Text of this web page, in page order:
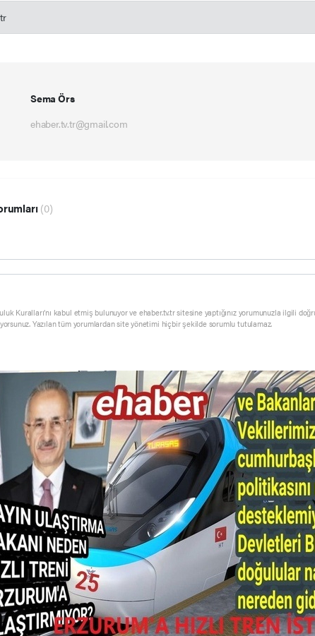
Sema Örs
ehaber.tv.tr@gmail.com
(0)
Kuralları’nı kabul etmiş bulunuyor ve ehaber.tv.tr sitesine yaptığınız yorumunuzla ilgili
Yazılan tüm yorumlardan site yönetimi hiçbir şekilde sorumlu tutulamaz.